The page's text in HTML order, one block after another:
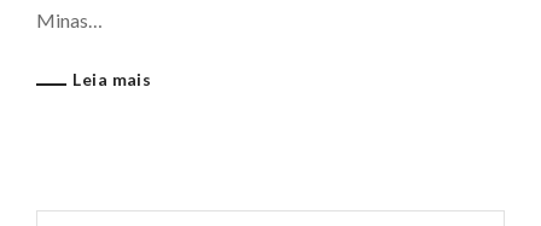
Minas…
Leia mais